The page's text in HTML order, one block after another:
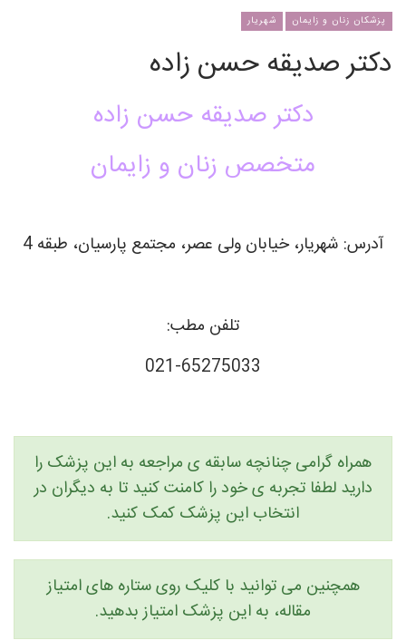
پزشکان زنان و زایمان شهریار
دکتر صدیقه حسن زاده
دکتر صدیقه حسن زاده
متخصص زنان و زایمان
آدرس: شهریار، خیابان ولی عصر، مجتمع پارسیان، طبقه 4
تلفن مطب:
021-65275033
همراه گرامی چنانچه سابقه ی مراجعه به این پزشک را
دارید لطفا تجربه ی خود را کامنت کنید تا به دیگران در
انتخاب این پزشک کمک کنید.
همچنین می توانید با کلیک روی ستاره های امتیاز
مقاله، به این پزشک امتیاز بدهید.